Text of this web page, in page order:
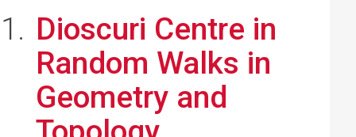
Dioscuri Centre in
Random Walks in
Geometry and